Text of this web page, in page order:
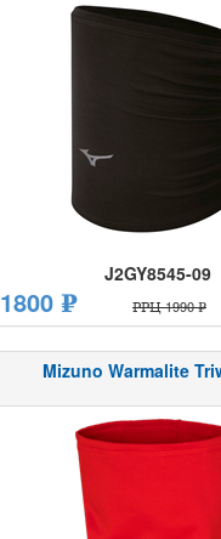
J2GY8545-09
1800 ₽ РРЦ 1990 ₽
Mizuno Warmalite